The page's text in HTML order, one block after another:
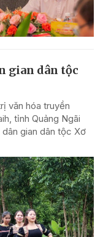
gian dân tộc
văn hóa truyền
tỉnh Quảng Ngãi
gian dân tộc Xơ